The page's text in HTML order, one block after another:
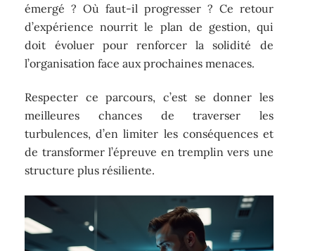
émergé ? Où faut-il progresser ? Ce retour
d’expérience nourrit le plan de gestion, qui
doit évoluer pour renforcer la solidité de
l’organisation face aux prochaines menaces.
Respecter ce parcours, c’est se donner les
meilleures chances de traverser les
turbulences, d’en limiter les conséquences et
de transformer l’épreuve en tremplin vers une
structure plus résiliente.